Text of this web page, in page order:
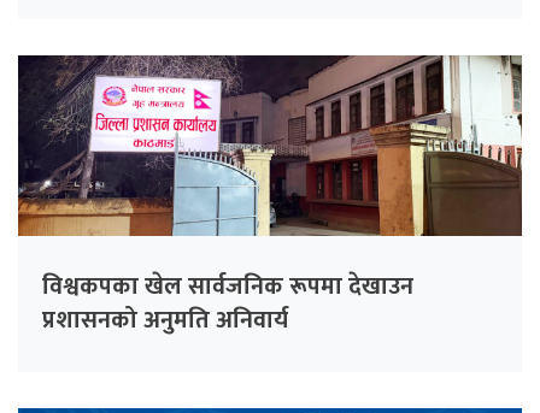
विश्वकपका खेल सार्वजनिक रूपमा देखाउन
प्रशासनको अनुमति अनिवार्य